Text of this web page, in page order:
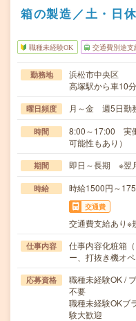
箱の製造／土・日
職種未経験OK 交通費別途支
勤務地
浜松市中央区
高塚駅から車10分
曜日頻度 月～金 週5日勤
時間
8:00～17:00 実
可能性もあり）
期間 即日～長期 ※翌
時給 時給1500円～
交通費
交通費支給あり※
仕事内容
仕事内容化粧箱
ー、打抜き機オ
応募資格
職種未経験OK /
不要
職種未経験OKブ
験大歓迎